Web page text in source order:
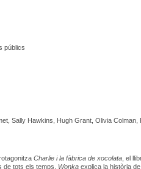
públics
Sally Hawkins, Hugh Grant, Olivia Colman,
Charlie i la fàbrica de xocolata , el
de tots els temps, Wonka explica la història